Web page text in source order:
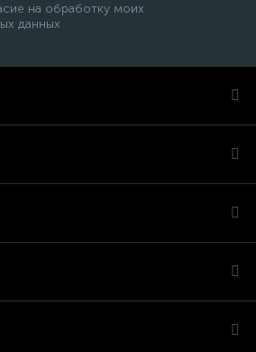
на обработку моих
данных